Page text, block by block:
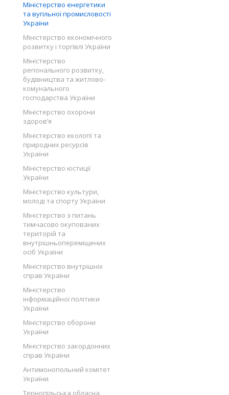
Міністерство енергетики
та вугільної промисловості
України
Міністерство економічного
розвитку і торгівлі України
Міністерство
регіонального розвитку,
будівництва та житлово-
комунального
господарства України
Міністерство охорони
здоров’я
Міністерство екології та
природних ресурсів
України
Міністерство юстиції
України
Міністерство культури,
молоді та спорту України
Міністерство з питань
тимчасово окупованих
територій та
внутрішньопереміщених
осіб України
Міністерство внутрішніх
справ України
Міністерство
інформаційної політики
України
Міністерство оборони
України
Міністерство закордонних
справ України
Антимонопольний комітет
України
Тернопільська обласна